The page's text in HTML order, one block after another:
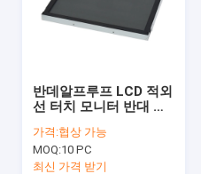
반데알프루프 LCD 적외
선 터치 모니터 반대 글
가격:협상 가능
MOQ:10 PC
최신 가격 받기